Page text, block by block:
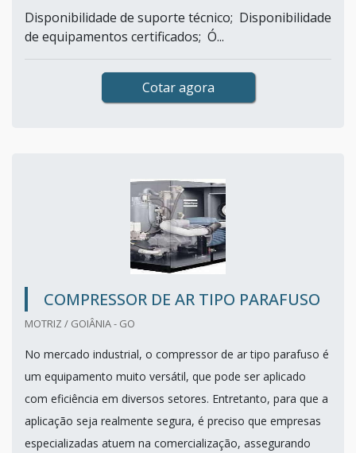
Disponibilidade de suporte técnico; Disponibilidade
de equipamentos certificados; Ó...
Cotar agora
COMPRESSOR DE AR TIPO PARAFUSO
MOTRIZ / GOIÂNIA - GO
No mercado industrial, o compressor de ar tipo parafuso é
um equipamento muito versátil, que pode ser aplicado
com eficiência em diversos setores. Entretanto, para que a
aplicação seja realmente segura, é preciso que empresas
especializadas atuem na comercialização, assegurando